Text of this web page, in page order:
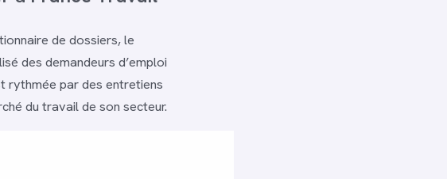
de dossiers, le
des demandeurs d’emploi
rythmée par des entretiens
du travail de son secteur.